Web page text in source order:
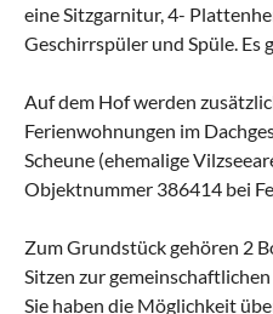
eine Sitzgarnitur, 4-
Geschirrspüler und Spüle. Es
Auf dem Hof werden
Ferienwohnungen im
Scheune (ehemalige
Objektnummer 386414 bei
Zum Grundstück gehören 2
Sitzen zur
Sie haben die Möglichkeit